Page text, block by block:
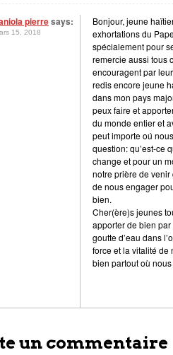
pierresays:
15, 2018
Bonjour, jeune
exhortations du
spécialement pour
remercie aussi tous
encouragent par
redis encore jeune
dans mon pays
peux faire et
du monde entier et
peut importe oú
question: qu’est-ce
change et pour un
notre prière de
de nous engager
bien.
Cher(ère)s jeunes
apporter de bien
goutte d’eau dans
force et la vitalité de
bien partout où
un commentaire